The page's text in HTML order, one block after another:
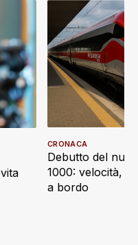
Debutto del
1000: velocità,
a bordo
CRONACA